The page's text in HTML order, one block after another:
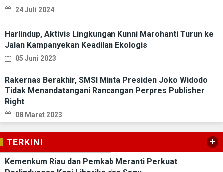
24 Juli 2024
Harlindup, Aktivis Lingkungan Kunni Marohanti Turun ke
Jalan Kampanyekan Keadilan Ekologis
05 Juni 2023
Rakernas Berakhir, SMSI Minta Presiden Joko Widodo
Tidak Menandatangani Rancangan Perpres Publisher
Right
08 Maret 2023
TERKINI +
Kemenkum Riau dan Pemkab Meranti Perkuat